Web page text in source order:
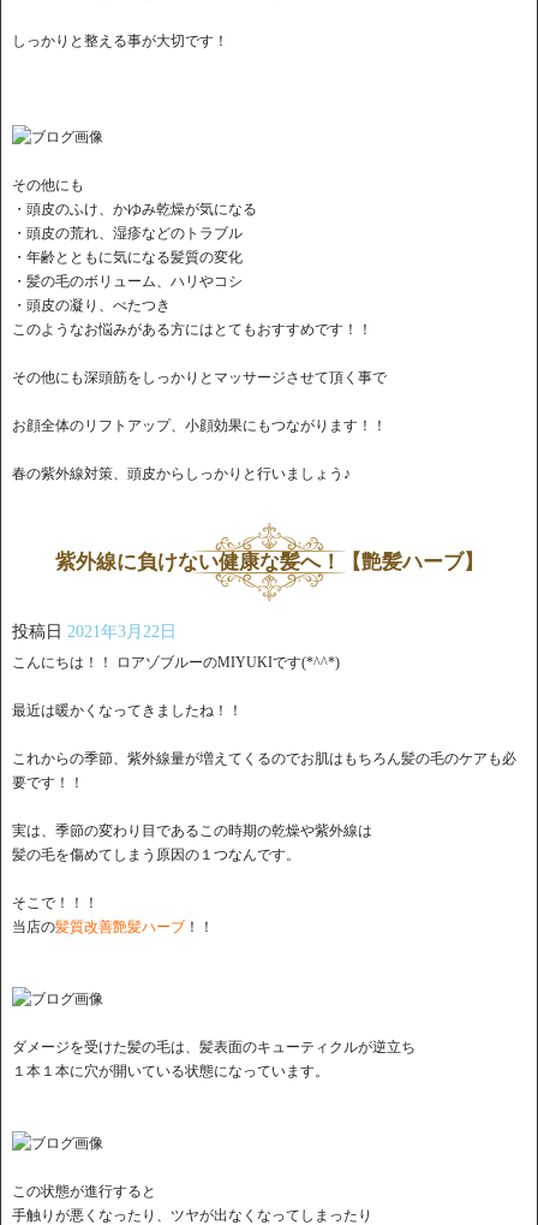
しっかりと整える事が大切です！
その他にも
・頭皮のふけ、かゆみ乾燥が気になる
・頭皮の荒れ、湿疹などのトラブル
・年齢とともに気になる髪質の変化
・髪の毛のボリューム、ハリやコシ
・頭皮の凝り、べたつき
このようなお悩みがある方にはとてもおすすめです！！
その他にも深頭筋をしっかりとマッサージさせて頂く事で
お顔全体のリフトアップ、小顔効果にもつながります！！
春の紫外線対策、頭皮からしっかりと行いましょう♪
紫外線に負けない健康な髪へ！【艶髪ハーブ】
投稿日 2021年3月22日
こんにちは！！ ロアゾブルーのMIYUKIです(*^^*)
最近は暖かくなってきましたね！！
これからの季節、紫外線量が増えてくるのでお肌はもちろん髪の毛のケアも必
要です！！
実は、季節の変わり目であるこの時期の乾燥や紫外線は
髪の毛を傷めてしまう原因の１つなんです。
そこで！！！
当店の髪質改善艶髪ハーブ ！！
ダメージを受けた髪の毛は、髪表面のキューティクルが逆立ち
１本１本に穴が開いている状態になっています。
この状態が進行すると
手触りが悪くなったり、ツヤが出なくなってしまったり